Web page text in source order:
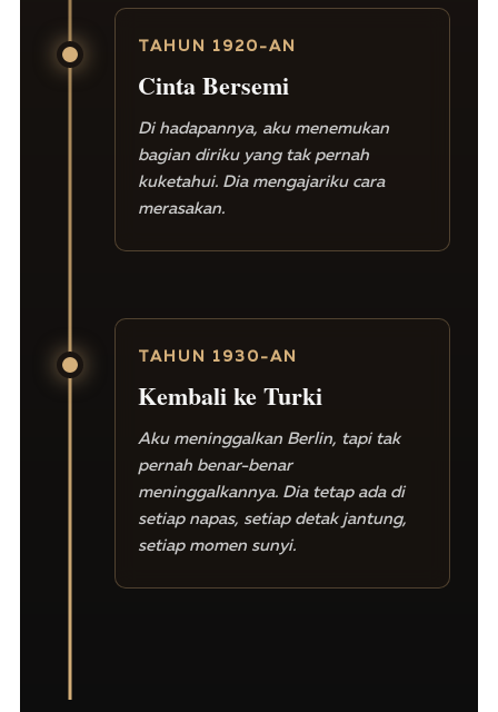
TAHUN 1920-AN
Cinta Bersemi
Di hadapannya, aku menemukan
bagian diriku yang tak pernah
kuketahui. Dia mengajariku cara
merasakan.
TAHUN 1930-AN
Kembali ke Turki
Aku meninggalkan Berlin, tapi tak
pernah benar-benar
meninggalkannya. Dia tetap ada di
setiap napas, setiap detak jantung,
setiap momen sunyi.